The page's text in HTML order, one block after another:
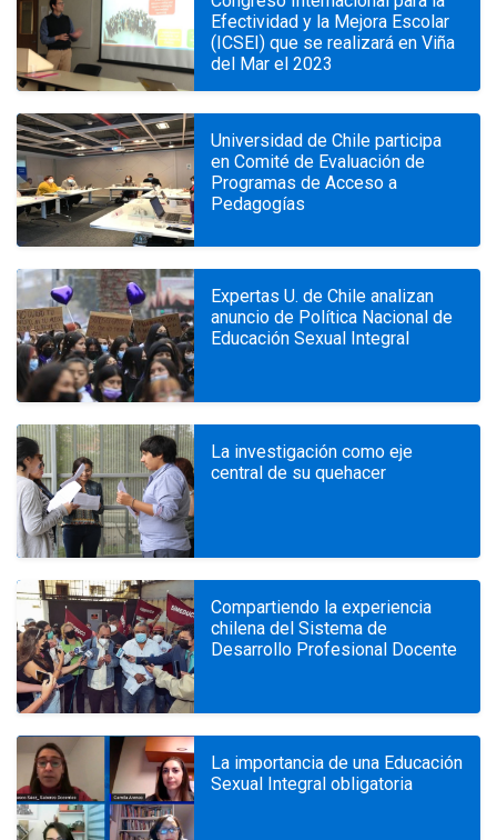
Efectividad y la Mejora Escolar
(ICSEI) que se realizará en Viña
del Mar el 2023
Universidad de Chile participa
en Comité de Evaluación de
Programas de Acceso a
Pedagogías
Expertas U. de Chile analizan
anuncio de Política Nacional de
Educación Sexual Integral
La investigación como eje
central de su quehacer
Compartiendo la experiencia
chilena del Sistema de
Desarrollo Profesional Docente
La importancia de una Educación
Sexual Integral obligatoria